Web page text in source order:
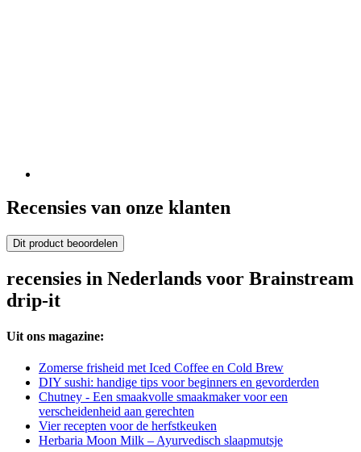
Recensies van onze klanten
Dit product beoordelen
recensies in Nederlands voor Brainstream
drip-it
Uit ons magazine:
Zomerse frisheid met Iced Coffee en Cold Brew
DIY sushi: handige tips voor beginners en gevorderden
Chutney - Een smaakvolle smaakmaker voor een
verscheidenheid aan gerechten
Vier recepten voor de herfstkeuken
Herbaria Moon Milk – Ayurvedisch slaapmutsje